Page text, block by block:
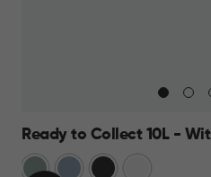
Ready to Collect 10L - Wit
GroenBlauwDonkergrijs